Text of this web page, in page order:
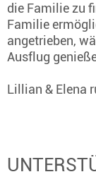
die Familie zu
Familie
angetrieben,
Ausflug
Lillian & Elena